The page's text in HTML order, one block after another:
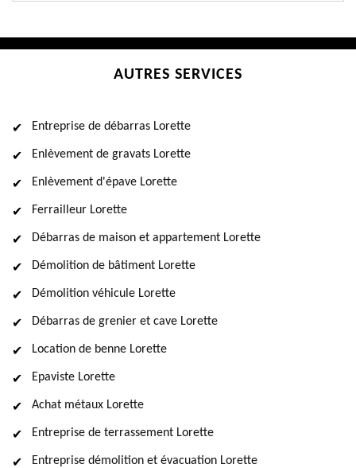
AUTRES SERVICES
Entreprise de débarras Lorette
Enlèvement de gravats Lorette
Enlèvement d'épave Lorette
Ferrailleur Lorette
Débarras de maison et appartement Lorette
Démolition de bâtiment Lorette
Démolition véhicule Lorette
Débarras de grenier et cave Lorette
Location de benne Lorette
Epaviste Lorette
Achat métaux Lorette
Entreprise de terrassement Lorette
Entreprise démolition et évacuation Lorette